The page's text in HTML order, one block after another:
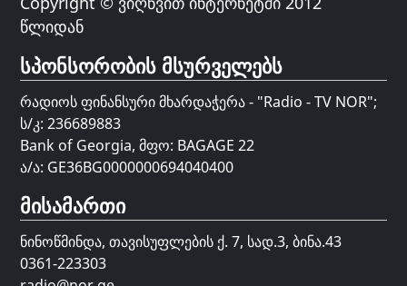
წლიდან
სპონსორობის მსურველებს
რადიოს ფინანსური მხარდაჭერა - "Radio - TV NOR";
ს/კ: 236689883
Bank of Georgia, მფო: BAGAGE 22
ა/ა: GE36BG0000000694040400
მისამართი
ნინოწმინდა, თავისუფლების ქ. 7, სად.3, ბინა.43
0361-223303